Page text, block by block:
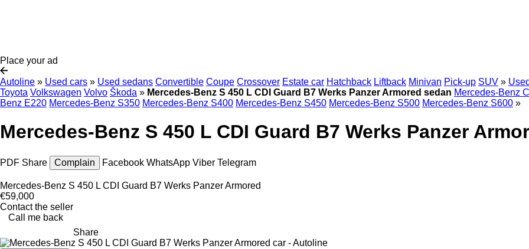
Place your ad
Autoline » Used cars » Used sedans Convertible Coupe Crossover Estate car Hatchback Liftback Minivan Pick-up SUV »
Toyota Volkswagen Volvo Škoda » Mercedes-Benz S 450 L CDI Guard B7 Werks Panzer Armored sedan Mercedes-Benz
Benz E220 Mercedes-Benz S350 Mercedes-Benz S400 Mercedes-Benz S450 Mercedes-Benz S500 Mercedes-Benz S600 »
Mercedes-Benz S 450 L CDI Guard B7 Werks Panzer
PDF Share Complain Facebook WhatsApp Viber Telegram
Mercedes-Benz S 450 L CDI Guard B7 Werks Panzer Armored
€59,000
Contact the seller
Call me back
Share